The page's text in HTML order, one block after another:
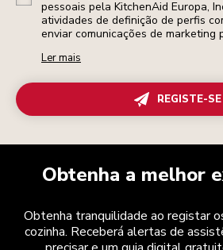
pessoais pela KitchenAid Europa,
atividades de definição de perfis
enviar comunicações de marketing
Ler mais
REGISTE-SE
Obtenha a melhor
Obtenha tranquilidade ao registar
cozinha. Receberá alertas de